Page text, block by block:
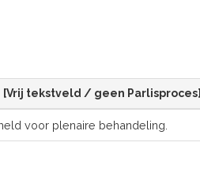
[Vrij tekstveld / geen Parlisproces]
voor plenaire behandeling.